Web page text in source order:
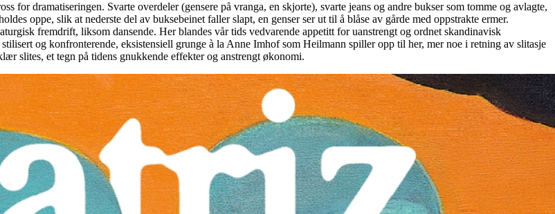
for dramatiseringen. Svarte overdeler (gensere på vranga, en skjorte), svarte jeans og andre bukser som tomme og avlagte,
oppe, slik at nederste del av buksebeinet faller slapt, en genser ser ut til å blåse av gårde med oppstrakte ermer.
fremdrift, liksom dansende. Her blandes vår tids vedvarende appetitt for uanstrengt og ordnet skandinavisk
og konfronterende, eksistensiell grunge à la Anne Imhof som Heilmann spiller opp til her, mer noe i retning av slitasje
slites, et tegn på tidens gnukkende effekter og anstrengt økonomi.